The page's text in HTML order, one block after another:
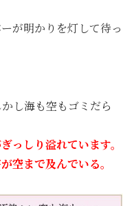
が明かりを灯して待っ
し海も空もゴミだら
っしり溢れています。
空まで及んでいる。